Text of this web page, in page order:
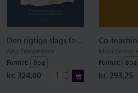
Den rigtige slags forkert
Amy Edmondson
Format:
Bog
kr. 324,00
Format:
Bog
kr. 293,25